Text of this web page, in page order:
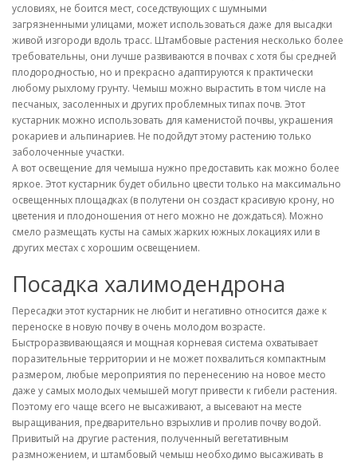
условиях, не боится мест, соседствующих с шумными
загрязненными улицами, может использоваться даже для высадки
живой изгороди вдоль трасс. Штамбовые растения несколько более
требовательны, они лучше развиваются в почвах с хотя бы средней
плодородностью, но и прекрасно адаптируются к практически
любому рыхлому грунту. Чемыш можно вырастить в том числе на
песчаных, засоленных и других проблемных типах почв. Этот
кустарник можно использовать для каменистой почвы, украшения
рокариев и альпинариев. Не подойдут этому растению только
заболоченные участки.
А вот освещение для чемыша нужно предоставить как можно более
яркое. Этот кустарник будет обильно цвести только на максимально
освещенных площадках (в полутени он создаст красивую крону, но
цветения и плодоношения от него можно не дождаться). Можно
смело размещать кусты на самых жарких южных локациях или в
других местах с хорошим освещением.
Посадка халимодендрона
Пересадки этот кустарник не любит и негативно относится даже к
переноске в новую почву в очень молодом возрасте.
Быстроразвивающаяся и мощная корневая система охватывает
поразительные территории и не может похвалиться компактным
размером, любые мероприятия по перенесению на новое место
даже у самых молодых чемышей могут привести к гибели растения.
Поэтому его чаще всего не высаживают, а высевают на месте
выращивания, предварительно взрыхлив и пролив почву водой.
Привитый на другие растения, полученный вегетативным
размножением, и штамбовый чемыш необходимо высаживать в